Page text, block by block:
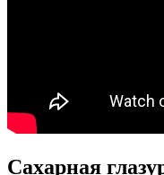
Сахарная